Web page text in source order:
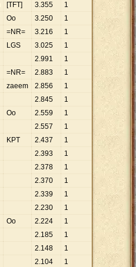
[TFT] 3.355
1
Oo 3.250
1
=NR= 3.216
1
LGS 3.025
1
2.991
1
=NR= 2.883
1
zaeem 2.856
1
2.845
1
Oo 2.559
1
2.557
1
KPT 2.437
1
2.393
1
2.378
1
2.370
1
2.339
1
2.230
1
Oo 2.224
1
2.185
1
2.148
1
2.104
1